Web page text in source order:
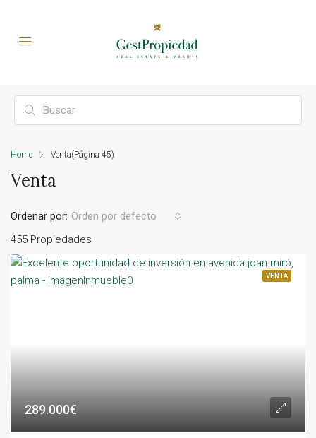
Home Venta(Página 45)
Venta
455 Propiedades
Ordenar por: Orden por defecto
VENTA
289.000€